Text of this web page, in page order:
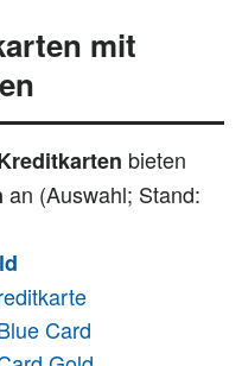
mit
bieten
an (Auswahl; Stand:
Card